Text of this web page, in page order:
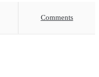
Comments